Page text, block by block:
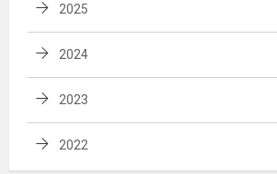
2025
2024
2023
2022